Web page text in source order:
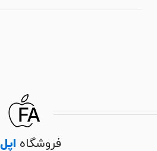
فروشگاه